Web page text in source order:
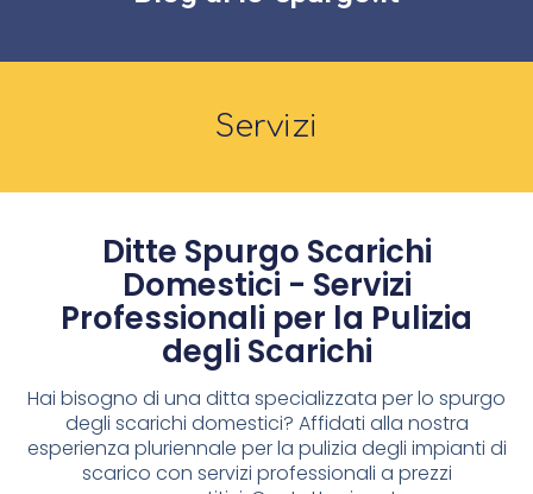
Servizi
Ditte Spurgo Scarichi
Domestici - Servizi
Professionali per la Pulizia
degli Scarichi
Hai bisogno di una ditta specializzata per lo spurgo
degli scarichi domestici? Affidati alla nostra
esperienza pluriennale per la pulizia degli impianti di
scarico con servizi professionali a prezzi